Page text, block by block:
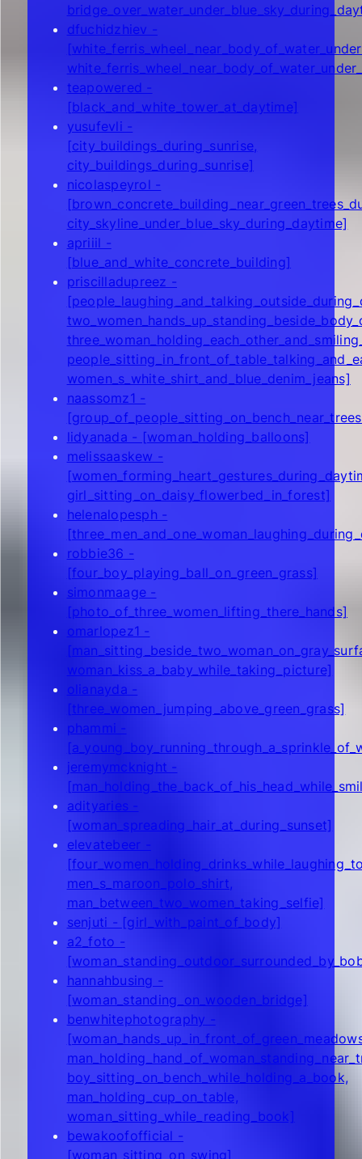
dfuchidzhiev -
teapowered -
[black_and_white_tower_at_daytime]
yusufevli -
[city_buildings_during_sunrise,
city_buildings_during_sunrise]
nicolaspeyrol -
city_skyline_under_blue_sky_during_daytime]
apriiil -
[blue_and_white_concrete_building]
priscilladupreez -
women_s_white_shirt_and_blue_denim_jeans]
naassomz1 -
lidyanada - [woman_holding_balloons]
melissaaskew -
girl_sitting_on_daisy_flowerbed_in_forest]
helenalopesph -
robbie36 -
[four_boy_playing_ball_on_green_grass]
simonmaage -
[photo_of_three_women_lifting_there_hands]
omarlopez1 -
woman_kiss_a_baby_while_taking_picture]
olianayda -
[three_women_jumping_above_green_grass]
phammi -
jeremymcknight -
adityaries -
[woman_spreading_hair_at_during_sunset]
elevatebeer -
men_s_maroon_polo_shirt,
man_between_two_women_taking_selfie]
senjuti - [girl_with_paint_of_body]
a2_foto -
hannahbusing -
[woman_standing_on_wooden_bridge]
benwhitephotography -
boy_sitting_on_bench_while_holding_a_book,
man_holding_cup_on_table,
woman_sitting_while_reading_book]
bewakoofofficial -
[woman_sitting_on_swing]